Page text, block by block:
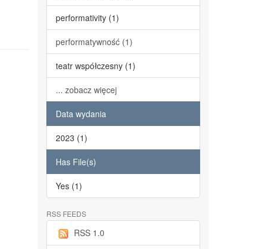
performativity (1)
performatywność (1)
teatr współczesny (1)
... zobacz więcej
Data wydania
2023 (1)
Has File(s)
Yes (1)
RSS FEEDS
RSS 1.0